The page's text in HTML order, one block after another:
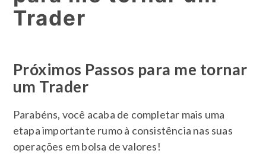
Trader
Próximos Passos para me tornar
um Trader
Parabéns, você acaba de completar mais uma
etapa importante rumo à consistência nas suas
operações em bolsa de valores!